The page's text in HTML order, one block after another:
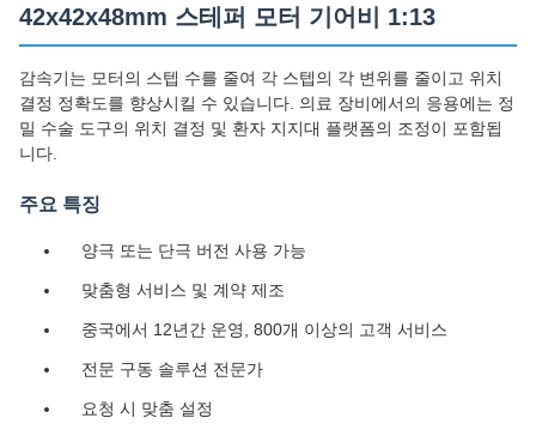
42x42x48mm 스테퍼 모터 기어비 1:13
감속기는 모터의 스텝 수를 줄여 각 스텝의 각 변위를 줄이고 위치
결정 정확도를 향상시킬 수 있습니다. 의료 장비에서의 응용에는 정
밀 수술 도구의 위치 결정 및 환자 지지대 플랫폼의 조정이 포함됩
니다.
주요 특징
양극 또는 단극 버전 사용 가능
맞춤형 서비스 및 계약 제조
중국에서 12년간 운영, 800개 이상의 고객 서비스
전문 구동 솔루션 전문가
요청 시 맞춤 설정